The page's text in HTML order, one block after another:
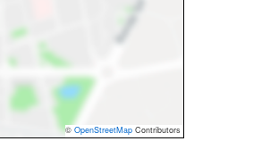
© OpenStreetMap Contributors